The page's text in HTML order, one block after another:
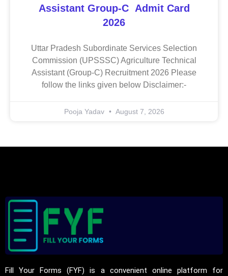
Assistant Group-C Admit Card
2026
Uttar Pradesh Subordinate Services Selection
Commission (UPSSSC) Agriculture Technical
Assistant (Group-C) Recruitment 2026 Please
follow the links given below Disclaimer:-
Pooja Yadav August 7, 2026
Fill Your Forms (FYF) is a convenient online platform for